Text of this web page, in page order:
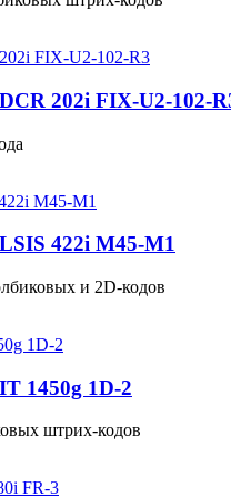
202i FIX-U2-102-
422i M45-M1
и 2D-кодов
1450g 1D-2
штрих-кодов